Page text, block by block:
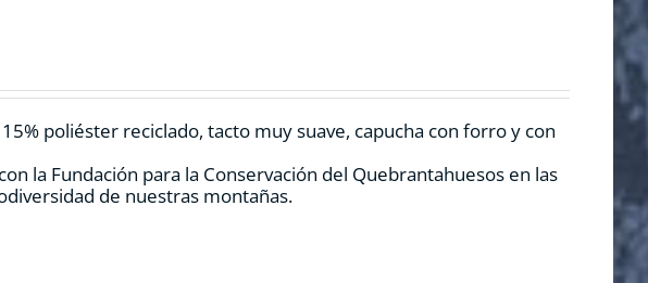
poliéster reciclado, tacto muy suave, capucha con forro y con
la Fundación para la Conservación del Quebrantahuesos en las
de nuestras montañas.